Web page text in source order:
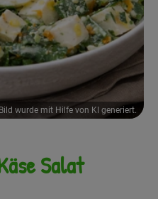
wurde mit Hilfe von KI generiert.
Salat